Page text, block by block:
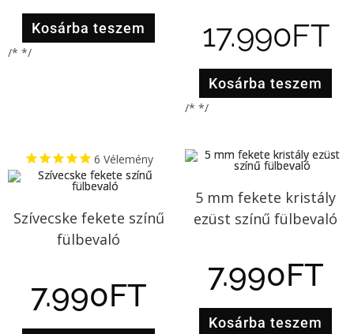
Kosárba teszem
/* */ 17.990FT
Kosárba teszem
/* */
6 Vélemény
Szívecske fekete színű
fülbevaló
7.990FT
5 mm fekete kristály
ezüst színű fülbevaló
7.990FT
Kosárba teszem